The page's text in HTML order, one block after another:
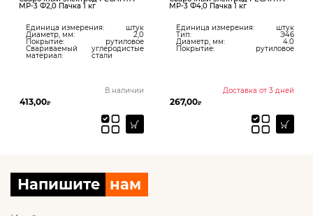
МР-3 Ф2,0 Пачка 1 кг
Единица измерения:
Диаметр, мм:
Покрытие: рутиловое
Свариваемый
материал:
углеродистые
стали
В наличии
413,00₽
МР-3 Ф4,0 Пачка 1 кг
Единица измерения:
Диаметр, мм:
Покрытие: рутиловое
Доставка от 3 дней
267,00₽
Напишите нам